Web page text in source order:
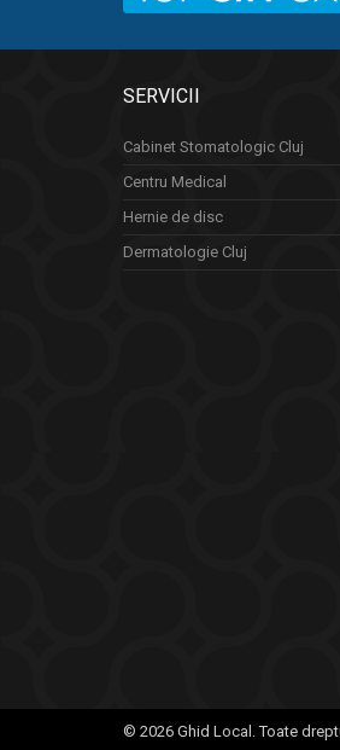
SERVICII
Cabinet Stomatologic Cluj
Centru Medical
Hernie de disc
Dermatologie Cluj
© 2026 Ghid Local. Toate